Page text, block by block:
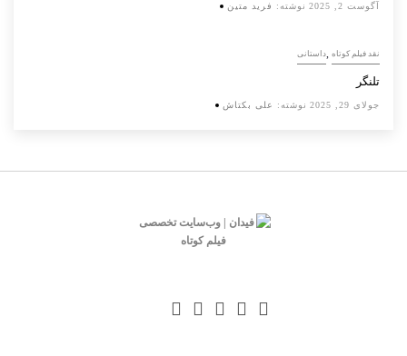
نوشته: فرید متین آگوست 2, 2025
داستانی, نقد فیلم کوتاه
تلنگر
نوشته: علی بکتاش جولای 29, 2025